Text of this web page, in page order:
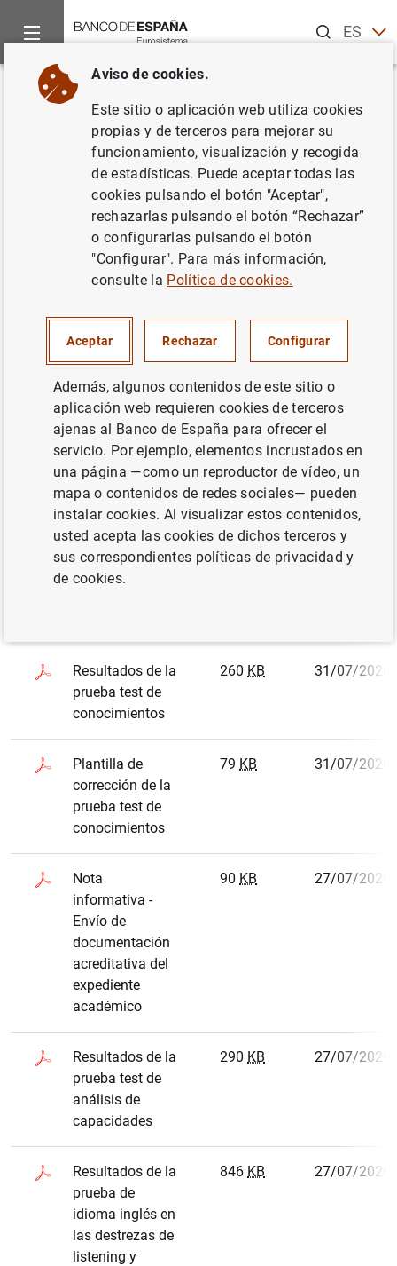
ESEN
Inicio RSS
Volver
Personal Técnico Generalista
FIJO
PLAZO CERRADO
Fecha de actualización: 31/07/2026
Nº de anuncio
2026A11
Número de plazas
65
Fecha de anuncio
18/05/2026
Fecha límite admisión
solicitudes
10/06/2026
Todos los ficheros se muestran en formato.PDF
Resultados de la
prueba test de
conocimientos
260 KB 31/07/2026
Plantilla de
corrección de la
prueba test de
conocimientos
79 KB 31/07/2026
Nota
informativa -
Envío de
documentación
acreditativa del
expediente
académico
90 KB 27/07/2026
Resultados de la
prueba test de
análisis de
capacidades
290 KB 27/07/2026
Resultados de la
prueba de
idioma inglés en
las destrezas de
listening y
846 KB 27/07/2026
Aviso de cookies.
Este sitio o aplicación web utiliza cookies
propias y de terceros para mejorar su
funcionamiento, visualización y recogida
de estadísticas. Puede aceptar todas las
cookies pulsando el botón "Aceptar",
rechazarlas pulsando el botón “Rechazar”
o configurarlas pulsando el botón
"Configurar". Para más información,
consulte la Política de cookies.
Aceptar Rechazar Configurar
Además, algunos contenidos de este sitio o
aplicación web requieren cookies de terceros
ajenas al Banco de España para ofrecer el
servicio. Por ejemplo, elementos incrustados en
una página —como un reproductor de vídeo, un
mapa o contenidos de redes sociales— pueden
instalar cookies. Al visualizar estos contenidos,
usted acepta las cookies de dichos terceros y
sus correspondientes políticas de privacidad y
de cookies.